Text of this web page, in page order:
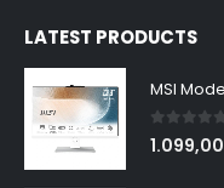
LATEST PRODUCTS
0 out of 5
1.099,00